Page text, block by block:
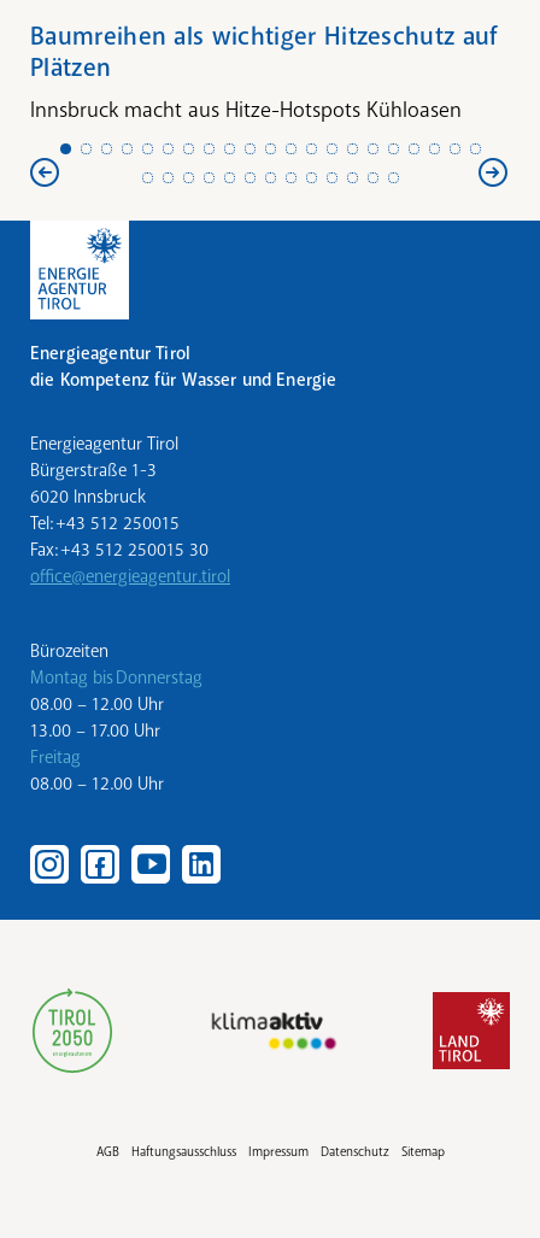
Baumreihen als wichtiger Hitzeschutz auf
Plätzen
Innsbruck macht aus Hitze-Hotspots Kühloasen
Energieagentur Tirol
die Kompetenz für Wasser und Energie
Energieagentur Tirol
Bürgerstraße 1-3
6020 Innsbruck
Tel: +43 512 250015
Fax: +43 512 250015 30
office@energieagentur.tirol
Bürozeiten
Montag bis Donnerstag
08.00 – 12.00 Uhr
13.00 – 17.00 Uhr
Freitag
08.00 – 12.00 Uhr
AGB Haftungsausschluss Impressum Datenschutz Sitemap